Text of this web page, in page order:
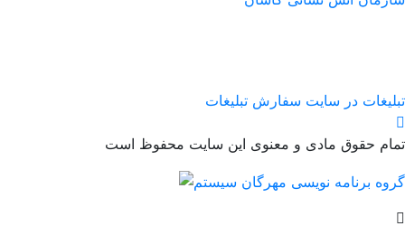
تبلیغات در سایت سفارش تبلیغات
تمام حقوق مادی و معنوی این سایت محفوظ است